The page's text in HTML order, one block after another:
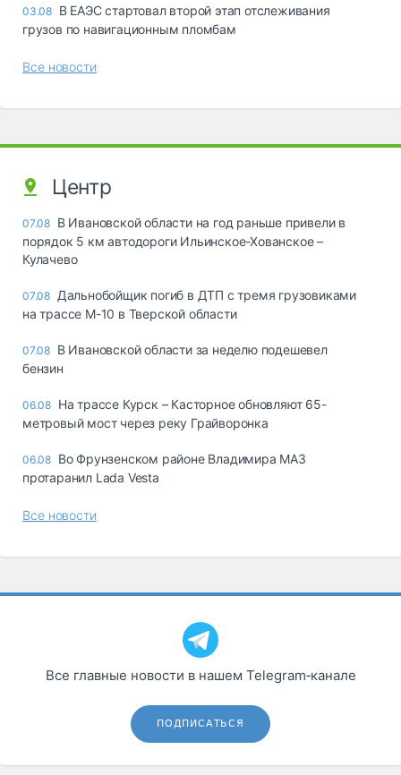
03.08 В ЕАЭС стартовал второй этап отслеживания
грузов по навигационным пломбам
Все новости
Центр
07.08 В Ивановской области на год раньше привели в
порядок 5 км автодороги Ильинское-Хованское –
Кулачево
07.08 Дальнобойщик погиб в ДТП с тремя грузовиками
на трассе М-10 в Тверской области
07.08 В Ивановской области за неделю подешевел
бензин
06.08 На трассе Курск – Касторное обновляют 65-
метровый мост через реку Грайворонка
06.08 Во Фрунзенском районе Владимира МАЗ
протаранил Lada Vesta
Все новости
Все главные новости в нашем Telegram‑канале
ПОДПИСАТЬСЯ